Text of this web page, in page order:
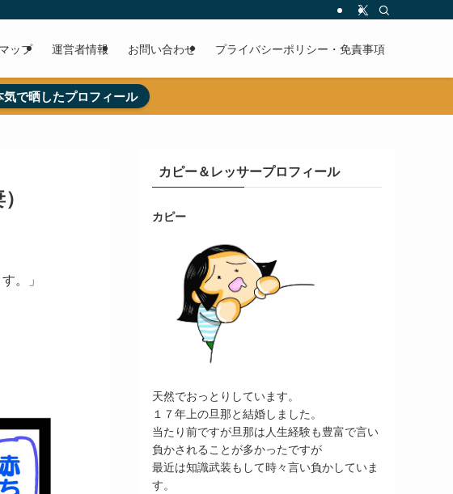
ップ 運営者情報 お問い合わせ プライバシーポリシー・免責事項
気で晒したプロフィール
。」
カピー＆レッサープロフィール
カピー
天然でおっとりしています。
１７年上の旦那と結婚しました。
当たり前ですが旦那は人生経験も豊富で言い
負かされることが多かったですが
最近は知識武装もして時々言い負かしていま
す。